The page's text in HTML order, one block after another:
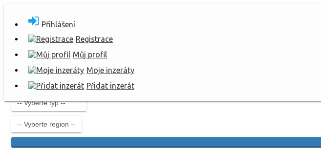
Přihlášení
Registrace
Můj profil
Moje inzeráty
Přidat inzerát